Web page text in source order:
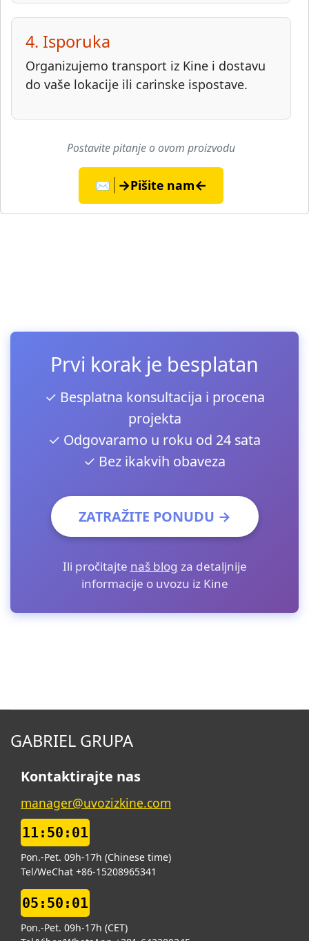
4. Isporuka
Organizujemo transport iz Kine i dostavu
do vaše lokacije ili carinske ispostave.
Postavite pitanje o ovom proizvodu
✉️ →Pišite nam←
Prvi korak je besplatan
✓ Besplatna konsultacija i procena
projekta
✓ Odgovaramo u roku od 24 sata
✓ Bez ikakvih obaveza
ZATRAŽITE PONUDU →
Ili pročitajte naš blog za detaljnije
informacije o uvozu iz Kine
GABRIEL GRUPA
Kontaktirajte nas
manager@uvozizkine.com
11:50:01
Pon.-Pet. 09h-17h (Chinese time)
Tel/WeChat +86-15208965341
05:50:01
Pon.-Pet. 09h-17h (CET)